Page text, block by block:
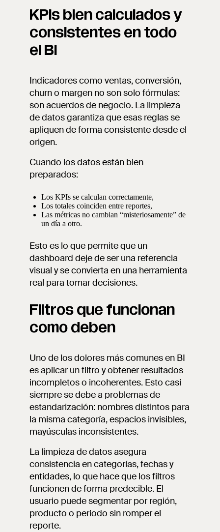
KPIs bien calculados y
consistentes en todo
el BI
Indicadores como ventas, conversión,
churn o margen no son solo fórmulas:
son acuerdos de negocio. La limpieza
de datos garantiza que esas reglas se
apliquen de forma consistente desde el
origen.
Cuando los datos están bien
preparados:
Los KPIs se calculan correctamente,
Los totales coinciden entre reportes,
Las métricas no cambian “misteriosamente” de
un día a otro.
Esto es lo que permite que un
dashboard deje de ser una referencia
visual y se convierta en una herramienta
real para tomar decisiones.
Filtros que funcionan
como deben
Uno de los dolores más comunes en BI
es aplicar un filtro y obtener resultados
incompletos o incoherentes. Esto casi
siempre se debe a problemas de
estandarización: nombres distintos para
la misma categoría, espacios invisibles,
mayúsculas inconsistentes.
La limpieza de datos asegura
consistencia en categorías, fechas y
entidades, lo que hace que los filtros
funcionen de forma predecible. El
usuario puede segmentar por región,
producto o periodo sin romper el
reporte.